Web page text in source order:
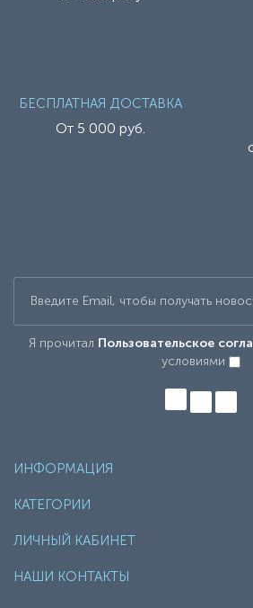
БЕСПЛАТНАЯ ДОСТАВКА
От 5 000 руб.
Я прочитал Пользовательское
условиями
ИНФОРМАЦИЯ
КАТЕГОРИИ
ЛИЧНЫЙ КАБИНЕТ
НАШИ КОНТАКТЫ